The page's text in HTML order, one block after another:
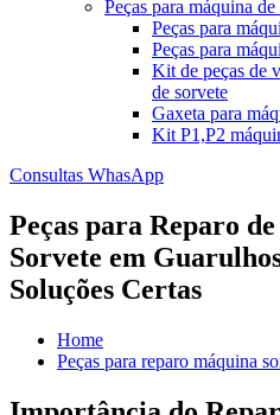
Peças para máquina
Peças para
Peças para
Kit de peças de
de sorvete
Gaxeta para
Kit P1,P2
Consultas WhasApp
Peças para Reparo
Sorvete em
Soluções Certas
Home
Peças para reparo máquina